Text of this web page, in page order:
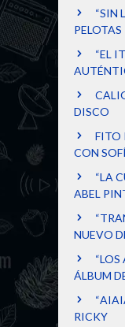
“SIN
PELOTAS
“EL
DISCO
FITO
CON
“LA
ABEL
NUEVO
“LOS
ÁLBUM
RICKY